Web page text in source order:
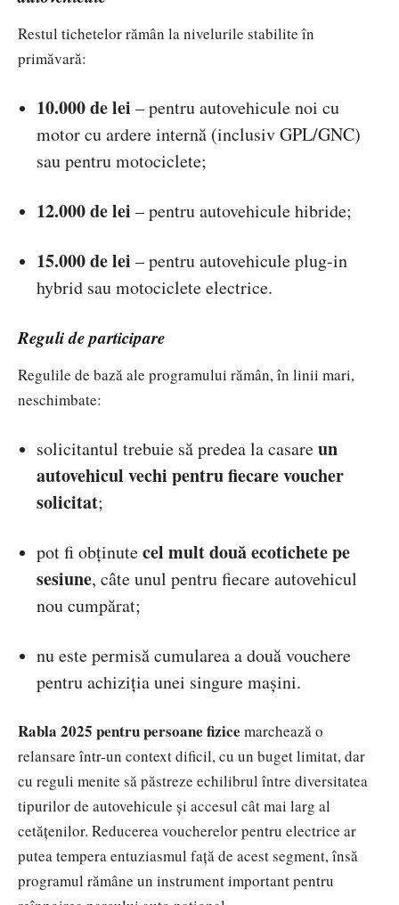
Restul tichetelor rămân la nivelurile stabilite în
primăvară:
10.000 de lei – pentru autovehicule noi cu
motor cu ardere internă (inclusiv GPL/GNC)
sau pentru motociclete;
12.000 de lei – pentru autovehicule hibride;
15.000 de lei – pentru autovehicule plug-in
hybrid sau motociclete electrice.
Reguli de participare
Regulile de bază ale programului rămân, în linii mari,
neschimbate:
solicitantul trebuie să predea la casareun
autovehicul vechi pentru fiecare voucher
solicitat;
pot fi obținutecel mult două ecotichete pe
sesiune, câte unul pentru fiecare autovehicul
nou cumpărat;
nu este permisă cumularea a două vouchere
pentru achiziția unei singure mașini.
Rabla 2025 pentru persoane fizice marchează o
relansare într-un context dificil, cu un buget limitat, dar
cu reguli menite să păstreze echilibrul între diversitatea
tipurilor de autovehicule și accesul cât mai larg al
cetățenilor. Reducerea voucherelor pentru electrice ar
putea tempera entuziasmul față de acest segment, însă
programul rămâne un instrument important pentru